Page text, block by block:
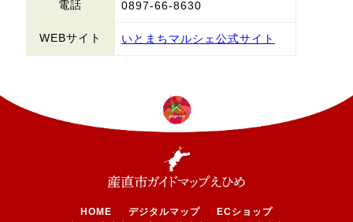
電話 0897-66-8630
WEBサイト いとまちマルシェ公式サイト
HOME デジタルマップ
ECショップ